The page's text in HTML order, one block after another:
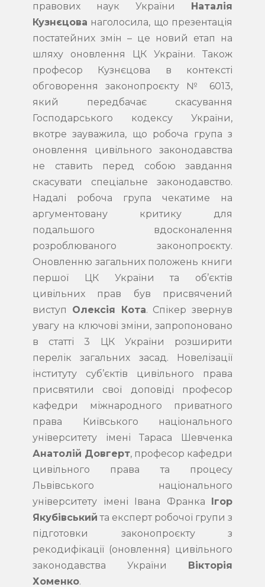
правових наук України Наталія
Кузнєцова наголосила, що презентація
постатейних змін – це новий етап на
шляху оновлення ЦК України. Також
професор Кузнєцова в контексті
обговорення законопроєкту № 6013,
який передбачає скасування
Господарського кодексу України,
вкотре зауважила, що робоча група з
оновлення цивільного законодавства
не ставить перед собою завдання
скасувати спеціальне законодавство.
Надалі робоча група чекатиме на
аргументовану критику для
подальшого вдосконалення
розроблюваного законопроєкту.
Оновленню загальних положень книги
першої ЦК України та об’єктів
цивільних прав був присвячений
виступ Олексія Кота. Спікер звернув
увагу на ключові зміни, запропоновано
в статті 3 ЦК України розширити
перелік загальних засад. Новелізації
інституту суб’єктів цивільного права
присвятили свої доповіді професор
кафедри міжнародного приватного
права Київського національного
університету імені Тараса Шевченка
Анатолій Довгерт, професор кафедри
цивільного права та процесу
Львівського національного
університету імені Івана Франка Ігор
Якубівський та експерт робочої групи з
підготовки законопроєкту з
рекодифікації (оновлення) цивільного
законодавства України Вікторія
Хоменко.